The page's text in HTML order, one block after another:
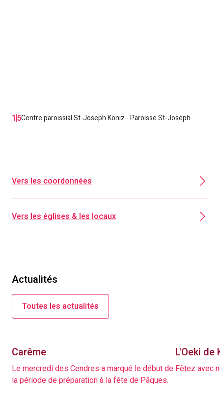
1 5Centre paroissial St-Joseph Köniz - Paroisse St-Joseph
Vers les coordonnées
Vers les églises & les locaux
Actualités
Toutes les actualités
Carême
Le mercredi des Cendres a marqué le début de
la période de préparation à la fête de Pâques.
L'Oeki
Fêtez avec